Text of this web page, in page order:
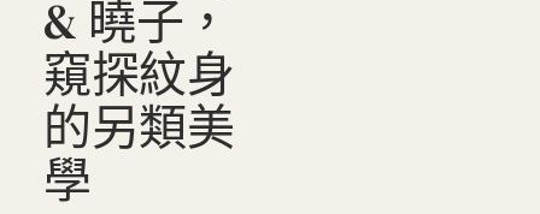
& 曉子 ，
窺探紋身
的另類美
學